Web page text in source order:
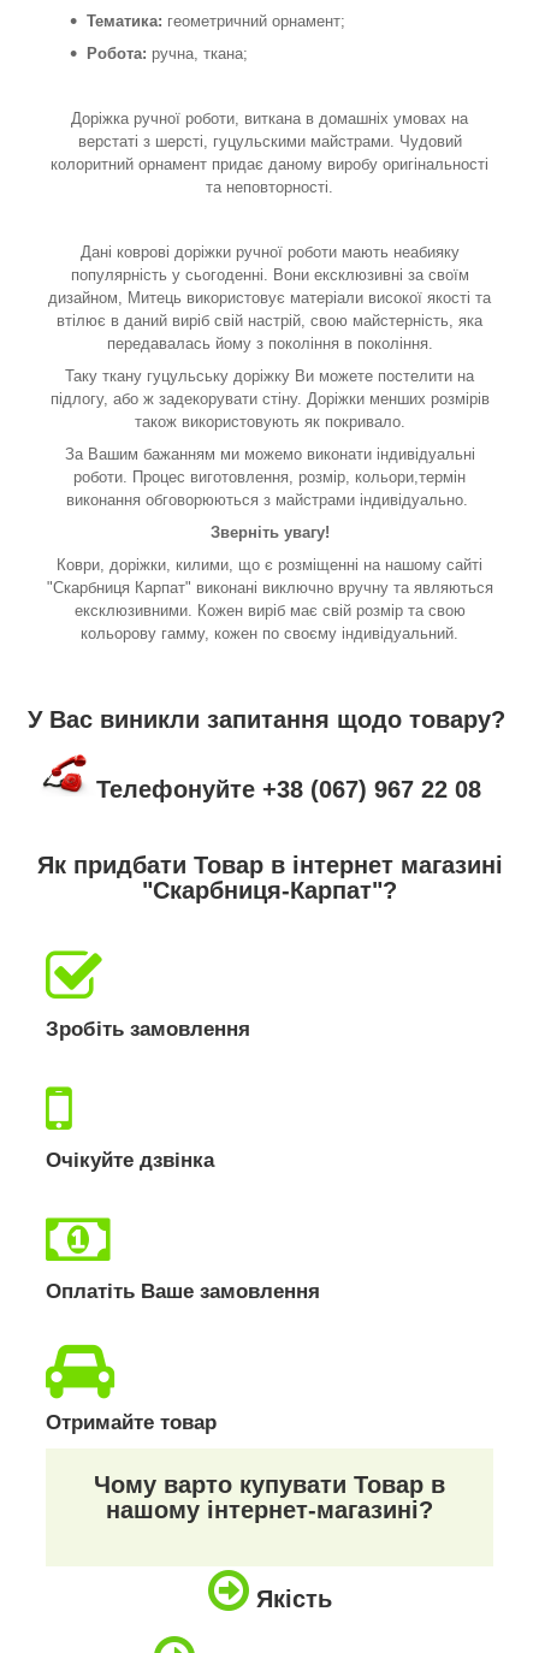
Тематика: геометричний орнамент;
Робота: ручна, ткана;
Доріжка ручної роботи, виткана в домашніх умовах на
верстаті з шерсті, гуцульскими майстрами. Чудовий
колоритний орнамент придає даному виробу оригінальності
та неповторності.
Дані коврові доріжки ручної роботи мають неабияку
популярність у сьогоденні. Вони ексклюзивні за своїм
дизайном, Митець використовує матеріали високої якості та
втілює в даний виріб свій настрій, свою майстерність, яка
передавалась йому з покоління в покоління.
Таку ткану гуцульську доріжку Ви можете постелити на
підлогу, або ж задекорувати стіну. Доріжки менших розмірів
також використовують як покривало.
За Вашим бажанням ми можемо виконати індивідуальні
роботи. Процес виготовлення, розмір, кольори,термін
виконання обговорюються з майстрами індивідуально.
Зверніть увагу!
Коври, доріжки, килими, що є розміщенні на нашому сайті
"Скарбниця Карпат" виконані виключно вручну та являються
ексклюзивними. Кожен виріб має свій розмір та свою
кольорову гамму, кожен по своєму індивідуальний.
У Вас виникли запитання щодо товару?
Телефонуйте +38 (067) 967 22 08
Як придбати Товар в інтернет магазині
"Скарбниця-Карпат"?
Зробіть замовлення
Очікуйте дзвінка
Оплатіть Ваше замовлення
Отримайте товар
Чому варто купувати Товар в
нашому інтернет-магазині?
Якість